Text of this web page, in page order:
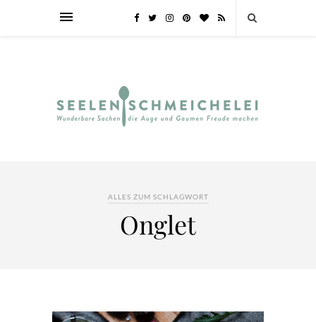
ALLES ZUM SCHLAGWORT
Onglet